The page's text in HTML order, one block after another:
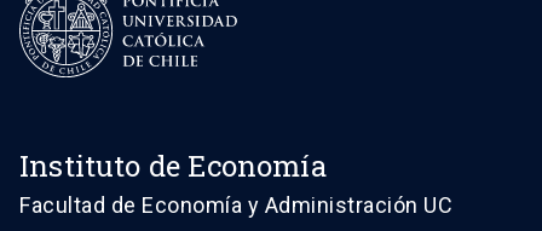
Instituto de Economía
Facultad de Economía y Administración UC